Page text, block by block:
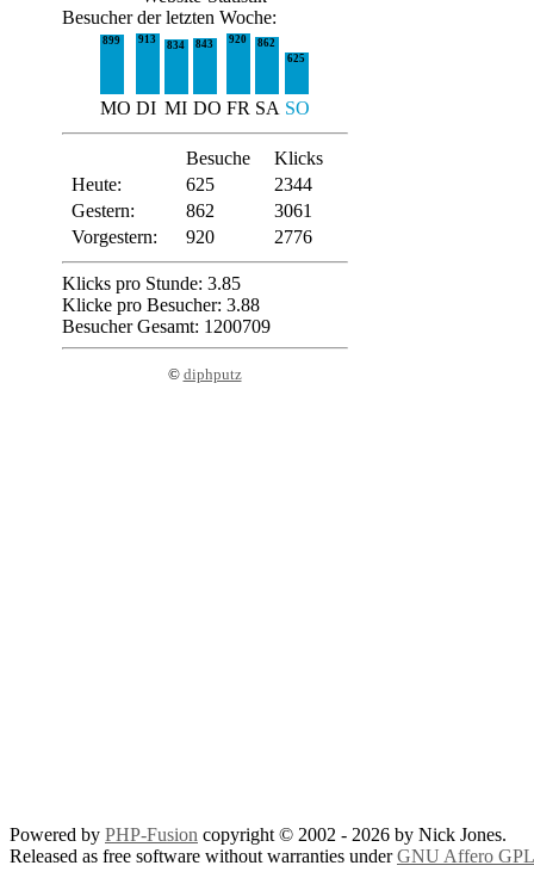
Besucher der letzten Woche:
899 913 834 843 920
862
625
MO DI MI DO FR SA SO
Besuche
Klicks
Heute:
625
2344
Gestern:
862
3061
Vorgestern:
920 2776
Klicks pro Stunde: 3.85
Klicke pro Besucher: 3.88
Besucher Gesamt: 1200709
© diphputz
Powered by PHP-Fusion copyright © 2002 - 2026 by Nick Jones.
Released as free software without warranties underGNU Affero GPL